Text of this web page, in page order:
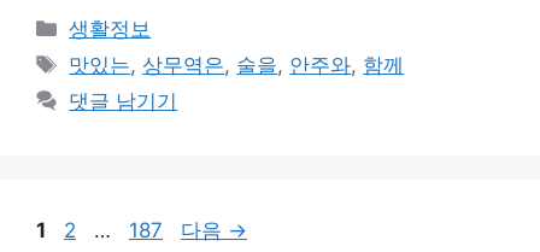
카
테
리
생활정보
태
그
맛있는, 상무역은, 술을, 안주와, 함께
댓글 남기기
페
1
페
2 …
페
187 다음 →